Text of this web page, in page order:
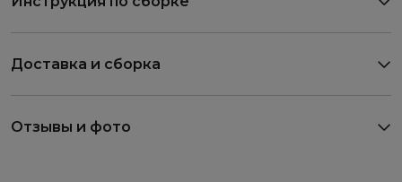
Доставка и сборка
Отзывы и фото